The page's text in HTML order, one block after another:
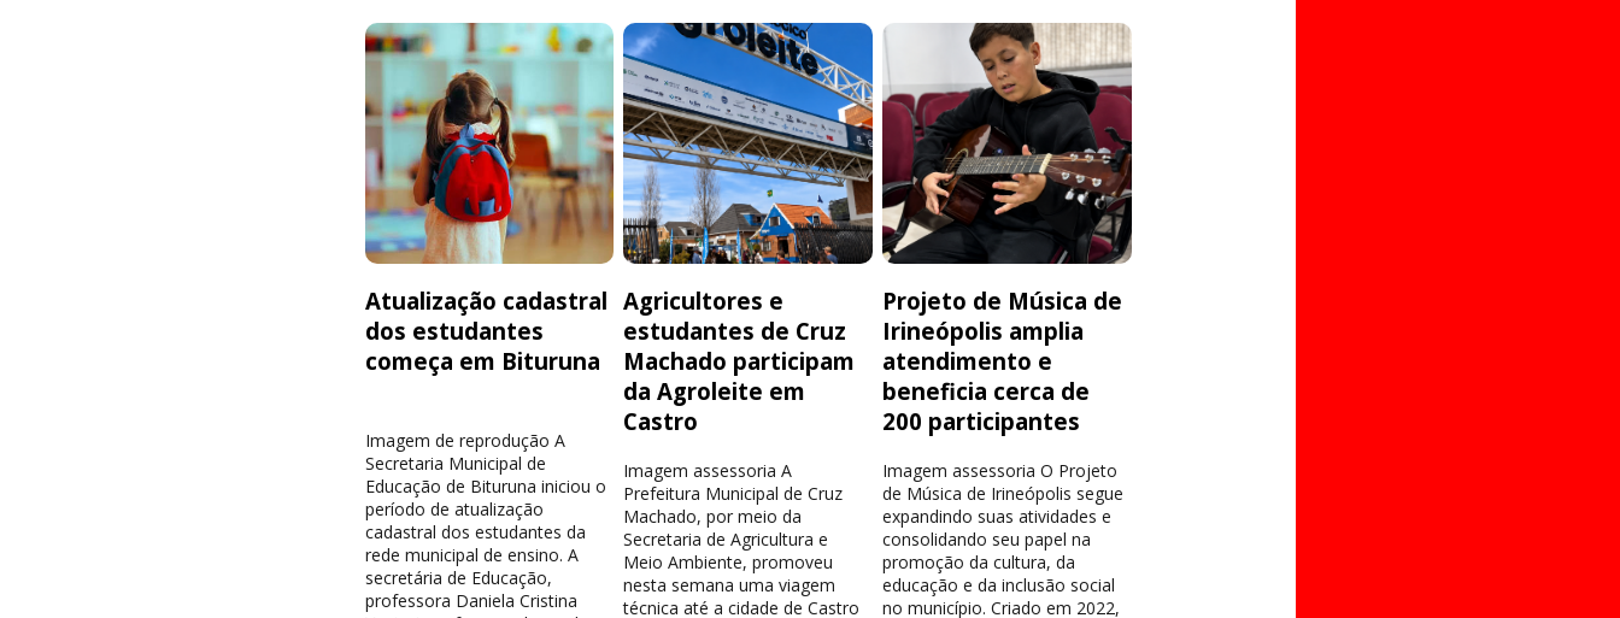
Atualização cadastral
dos estudantes
começa em Bituruna
Imagem de reprodução A
Secretaria Municipal de
Educação de Bituruna iniciou o
período de atualização
cadastral dos estudantes da
rede municipal de ensino. A
secretária de Educação,
professora Daniela Cristina
Agricultores e
estudantes de Cruz
Machado participam
da Agroleite em
Castro
Imagem assessoria A
Prefeitura Municipal de Cruz
Machado, por meio da
Secretaria de Agricultura e
Meio Ambiente, promoveu
nesta semana uma viagem
técnica até a cidade de Castro
Projeto de Música de
Irineópolis amplia
atendimento e
beneficia cerca de
200 participantes
Imagem assessoria O Projeto
de Música de Irineópolis segue
expandindo suas atividades e
consolidando seu papel na
promoção da cultura, da
educação e da inclusão social
no município. Criado em 2022,